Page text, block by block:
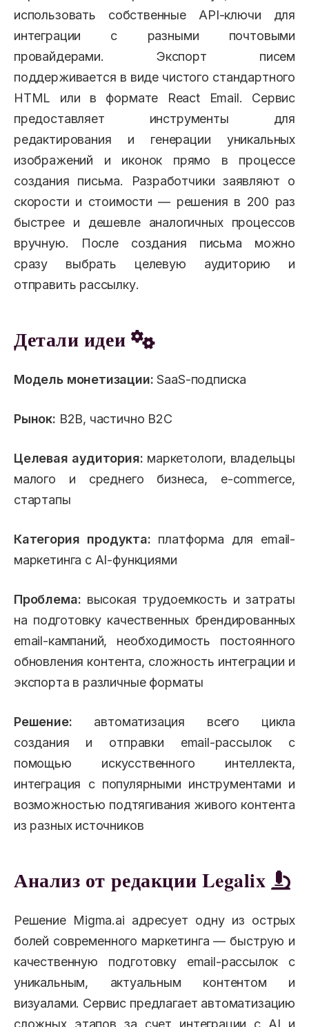
использовать собственные API-ключи для
интеграции с разными почтовыми
провайдерами. Экспорт писем
поддерживается в виде чистого стандартного
HTML или в формате React Email. Сервис
предоставляет инструменты для
редактирования и генерации уникальных
изображений и иконок прямо в процессе
создания письма. Разработчики заявляют о
скорости и стоимости — решения в 200 раз
быстрее и дешевле аналогичных процессов
вручную. После создания письма можно
сразу выбрать целевую аудиторию и
отправить рассылку.
Детали идеи
Модель монетизации: SaaS-подписка
Рынок: B2B, частично B2C
Целевая аудитория: маркетологи, владельцы
малого и среднего бизнеса, e-commerce,
стартапы
Категория продукта: платформа для email-
маркетинга с AI-функциями
Проблема: высокая трудоемкость и затраты
на подготовку качественных брендированных
email-кампаний, необходимость постоянного
обновления контента, сложность интеграции и
экспорта в различные форматы
Решение: автоматизация всего цикла
создания и отправки email-рассылок с
помощью искусственного интеллекта,
интеграция с популярными инструментами и
возможностью подтягивания живого контента
из разных источников
Анализ от редакции Legalix
Решение Migma.ai адресует одну из острых
болей современного маркетинга — быструю и
качественную подготовку email-рассылок с
уникальным, актуальным контентом и
визуалами. Сервис предлагает автоматизацию
сложных этапов за счет интеграции с AI и